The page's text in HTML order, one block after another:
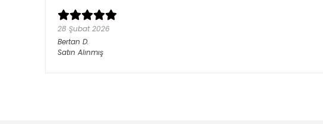
28 Şubat 2026
Bertan D.
Satın Alınmış